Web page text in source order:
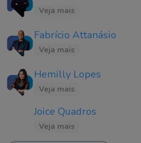
Veja mais
Fabrício Attanásio
Veja mais
Hemilly Lopes
Veja mais
Joice Quadros
Veja mais